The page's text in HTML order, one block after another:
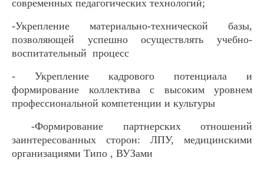
современных педагогических технологий;
-Укрепление материально-технической базы,
позволяющей успешно осуществлять учебно-
воспитательный процесс
- Укрепление кадрового потенциала и
формирование коллектива с высоким уровнем
профессиональной компетенции и культуры
-Формирование партнерских отношений
заинтересованных сторон: ЛПУ, медицинскими
организациями Типо , ВУЗами